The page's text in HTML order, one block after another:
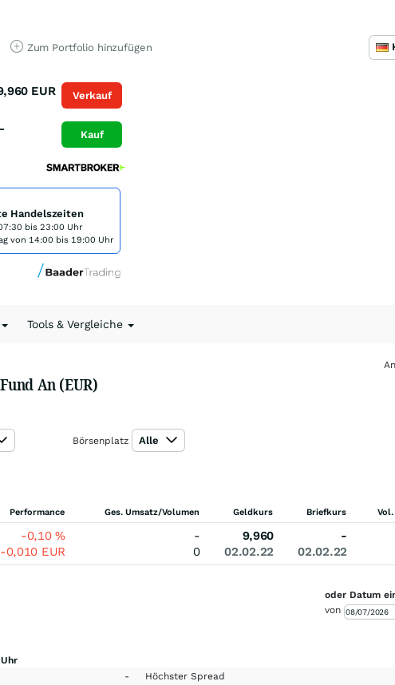
Zum Portfolio hinzufügen
EUR Verkauf
Kauf
Handelszeiten
bis 23:00 Uhr
von 14:00 bis 19:00 Uhr
Tools & Vergleiche
An (EUR)
Börsenplatz Alle
Performance Ges. Umsatz/Volumen Geldkurs Briefkurs
-0,10%
-0,010 EUR
-
0
9,960
02.02.22
-
02.02.22
oder Datum
von
- Höchster Spread